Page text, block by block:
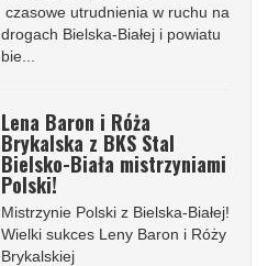
czasowe utrudnienia w ruchu na
drogach Bielska-Białej i powiatu
bie...
Lena Baron i Róża
Brykalska z BKS Stal
Bielsko-Biała mistrzyniami
Polski!
Mistrzynie Polski z Bielska-Białej!
Wielki sukces Leny Baron i Róży
Brykalskiej